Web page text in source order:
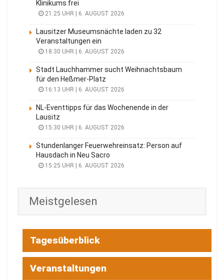
Klinikums frei
21:25 UHR | 6. AUGUST 2026
Lausitzer Museumsnächte laden zu 32
Veranstaltungen ein
18:30 UHR | 6. AUGUST 2026
Stadt Lauchhammer sucht Weihnachtsbaum
für den Heßmer-Platz
16:13 UHR | 6. AUGUST 2026
NL-Eventtipps für das Wochenende in der
Lausitz
15:30 UHR | 6. AUGUST 2026
Stundenlanger Feuerwehreinsatz: Person auf
Hausdach in Neu Sacro
15:25 UHR | 6. AUGUST 2026
Meistgelesen
Tagesüberblick
Veranstaltungen